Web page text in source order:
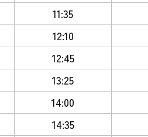
11:35
12:10
12:45
13:25
14:00
14:35